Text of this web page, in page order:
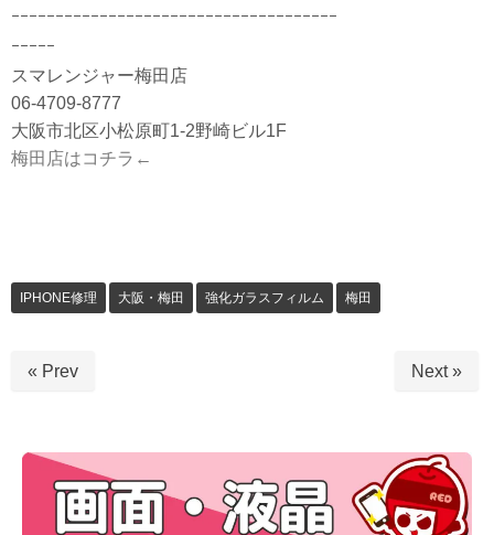
ｰｰｰｰｰｰｰｰｰｰｰｰｰｰｰｰｰｰｰｰｰｰｰｰｰｰｰｰｰｰｰｰｰｰｰｰｰ
ｰｰｰｰｰ
スマレンジャー梅田店
06-4709-8777
大阪市北区小松原町1-2野崎ビル1F
梅田店はコチラ←
IPHONE修理 大阪・梅田 強化ガラスフィルム 梅田
« Prev Next »